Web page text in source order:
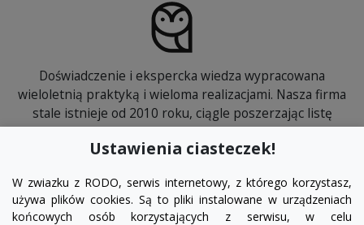
Doświadczenie i ekspercka wiedza wypracowana
wieloletnią praktyką i wieloma realizacjami. Nasza firma
stale istnieje od 2010 roku, ciągle poszerzając listę
zadowolonych klientów.
Ustawienia ciasteczek!
W zwiazku z RODO, serwis internetowy, z którego korzystasz,
używa plików cookies. Są to pliki instalowane w urządzeniach
końcowych osób korzystających z serwisu, w celu